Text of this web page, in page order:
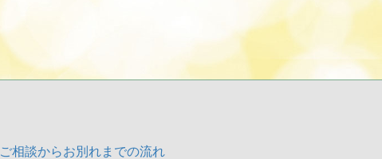
ご相談からお別れまでの流れ